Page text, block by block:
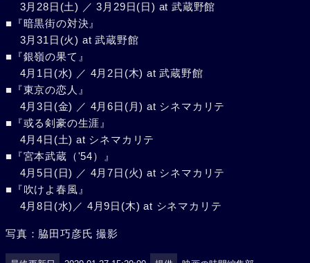
3月28日(土) ／ 3月29日(日) at 武蔵野館
■『暗黒街の対決』
3月31日(火) at 武蔵野館
■『銀嶺の果て』
4月1日(水) ／ 4月2日(木) at 武蔵野館
■『東京の恋人』
4月3日(金) ／ 4月6日(月) at シネマカリテ
■『或る剣豪の生涯』
4月4日(土) at シネマカリテ
■『宮本武蔵（'54）』
4月5日(日) ／ 4月7日(火) at シネマカリテ
■『吹けよ春風』
4月8日(水)／ 4月9日(木) at シネマカリテ
写真：脇田巧彦氏 撮影